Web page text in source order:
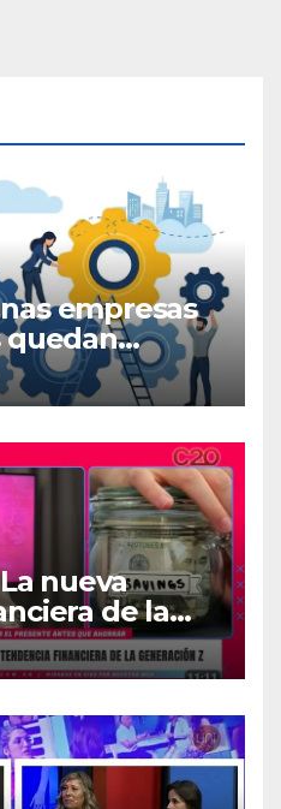
empresas
quedan
día a día?
nueva
de la